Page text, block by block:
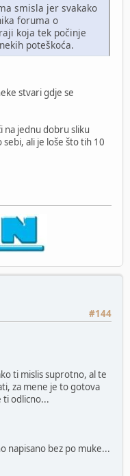
smisla jer svakako
foruma o
koja tek počinje
poteškoća.
stvari gdje se
na jednu dobru sliku
ali je loše što tih 10
#144
ti mislis suprotno, al te
za mene je to gotova
ti odlicno...
napisano bez po muke...